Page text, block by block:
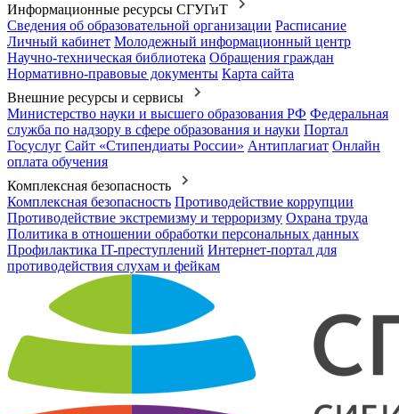
Информационные ресурсы СГУГиТ
Сведения об образовательной организации Расписание
Личный кабинет Молодежный информационный центр
Научно-техническая библиотека Обращения граждан
Нормативно-правовые документы Карта сайта
Внешние ресурсы и сервисы
Министерство науки и высшего образования РФ Федеральная
служба по надзору в сфере образования и науки Портал
Госуслуг Сайт «Стипендиаты России» Антиплагиат Онлайн
оплата обучения
Комплексная безопасность
Комплексная безопасность Противодействие коррупции
Противодействие экстремизму и терроризму Охрана труда
Политика в отношении обработки персональных данных
Профилактика IT-преступлений Интернет-портал для
противодействия слухам и фейкам